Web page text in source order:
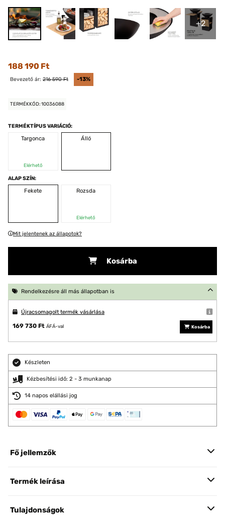
+2
188 190 Ft
Bevezető ár: 216 590 Ft -13%
TERMÉKKÓD: 10036088
TERMÉKTÍPUS VARIÁCIÓ:
Targonca
Elérhető
Álló
ALAP SZÍN:
Fekete
Rozsda
Elérhető
Mit jelentenek az állapotok?
Kosárba
Rendelkezésre áll más állapotban is
Újracsomagolt termék vásárlása
169 730 Ft ÁFÁ-val Kosárba
Készleten
Kézbesítési idő: 2 - 3 munkanap
14 napos elállási jog
Fő jellemzők
Termék leírása
Tulajdonságok